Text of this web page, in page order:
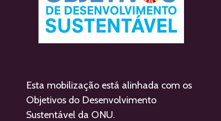
Esta mobilização está alinhada com os
Objetivos do Desenvolvimento
Sustentável da ONU.